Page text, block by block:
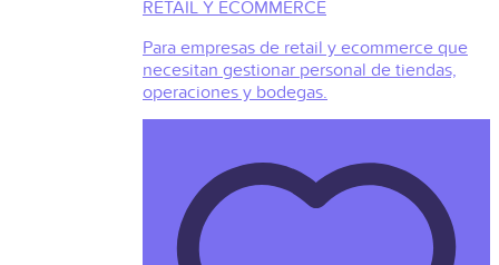
RETAIL Y ECOMMERCE
Para empresas de retail y ecommerce que
necesitan gestionar personal de tiendas,
operaciones y bodegas.